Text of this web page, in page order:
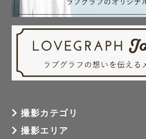
撮影カテゴリ
撮影エリア